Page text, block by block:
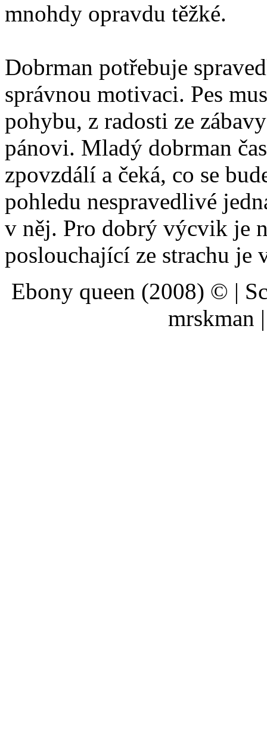
mnohdy opravdu těžké.
Dobrman potřebuje
správnou motivaci. Pes
pohybu, z radosti ze
pánovi. Mladý dobrman
zpovzdálí a čeká, co se
pohledu nespravedlivé
v něj. Pro dobrý výcvik je
poslouchající ze strachu je
Ebony queen (2008) © |
mrskman